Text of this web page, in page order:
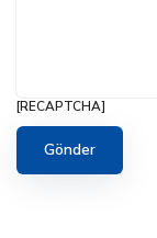
[RECAPTCHA]